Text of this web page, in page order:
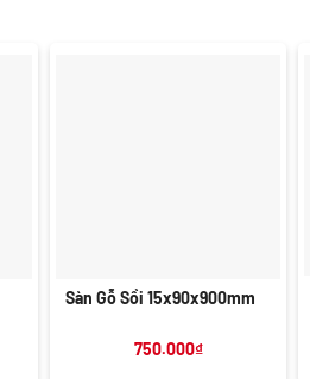
Sàn Gỗ Sồi 15x90x900mm
750.000₫